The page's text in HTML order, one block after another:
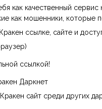
как качественный
как мошенники, которые
ссылке, сайте и
ссылкой!
Даркнет
сайт среди других